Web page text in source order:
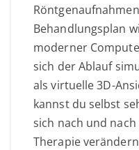
Behandlungsplan
moderner
sich der Ablauf
als virtuelle 3D-
kannst du selbst
sich nach und
Therapie